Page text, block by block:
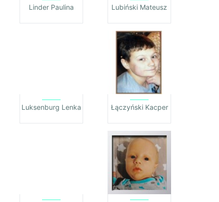
Linder Paulina Lubiński Mateusz
Luksenburg Lenka Łączyński Kacper